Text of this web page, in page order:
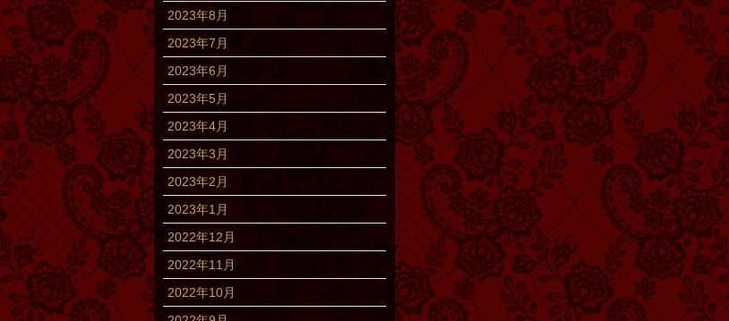
2023年8月
2023年7月
2023年6月
2023年5月
2023年4月
2023年3月
2023年2月
2023年1月
2022年12月
2022年11月
2022年10月